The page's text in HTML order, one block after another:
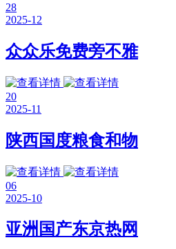
28
2025-12
众众乐免费旁不雅
20
2025-11
陕西国度粮食和物
06
2025-10
亚洲国产东京热网